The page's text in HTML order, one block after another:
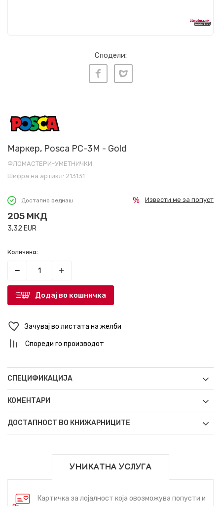
Сподели:
Маркер, Posca PC-3M - Gold
ФЛОМАСТЕРИ-УМЕТНИЧКИ
Шифра на артикл: 213131
Достапно веднаш
205 МКД
3,32 EUR
Извести ме за попуст
Количина:
Додај во кошничка
Зачувај во листата на желби
Спореди го производот
СПЕЦИФИКАЦИЈА
КОМЕНТАРИ
ДОСТАПНОСТ ВО КНИЖАРНИЦИТЕ
УНИКАТНА УСЛУГА
Картичка за лојалност која овозможува попусти и